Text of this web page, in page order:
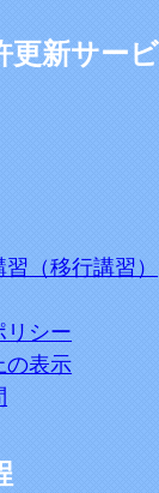
更新サー
（移行講習）
リシー
の表示